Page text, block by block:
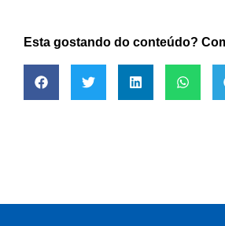
Esta gostando do conteúdo?